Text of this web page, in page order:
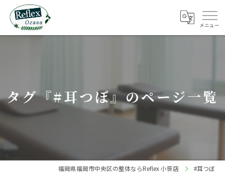
タグ『#耳つぼ』のページ一覧
福岡県福岡市中央区の整体ならReflex 小笹店 #耳つぼ